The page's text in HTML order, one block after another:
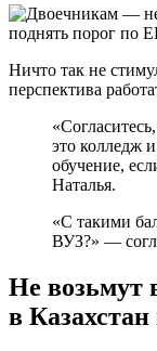
Ничто так не
перспектива
это колледж
обучение,
Наталья.
«С такими
ВУЗ?» —
Не возьмут
в